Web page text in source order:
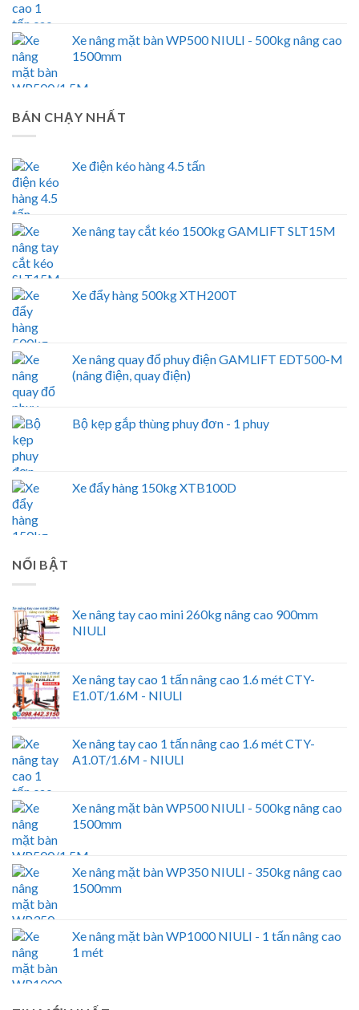
Xe nâng mặt bàn WP500 NIULI - 500kg nâng cao
1500mm
BÁN CHẠY NHẤT
Xe điện kéo hàng 4.5 tấn
Xe nâng tay cắt kéo 1500kg GAMLIFT SLT15M
Xe đẩy hàng 500kg XTH200T
Xe nâng quay đổ phuy điện GAMLIFT EDT500-M
(nâng điện, quay điện)
Bộ kẹp gắp thùng phuy đơn - 1 phuy
Xe đẩy hàng 150kg XTB100D
NỔI BẬT
Xe nâng tay cao mini 260kg nâng cao 900mm
NIULI
Xe nâng tay cao 1 tấn nâng cao 1.6 mét CTY-
E1.0T/1.6M - NIULI
Xe nâng tay cao 1 tấn nâng cao 1.6 mét CTY-
A1.0T/1.6M - NIULI
Xe nâng mặt bàn WP500 NIULI - 500kg nâng cao
1500mm
Xe nâng mặt bàn WP350 NIULI - 350kg nâng cao
1500mm
Xe nâng mặt bàn WP1000 NIULI - 1 tấn nâng cao
1 mét